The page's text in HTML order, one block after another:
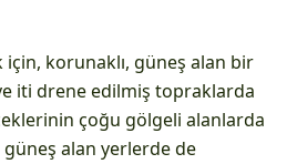
için, korunaklı, güneş alan bir
iti drene edilmiş topraklarda
çoğu gölgeli alanlarda
alan yerlerde de